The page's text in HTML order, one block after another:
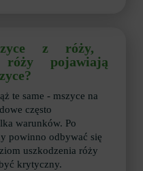
z róży,
pojawiają
te same - mszyce na
często
warunków. Po
powinno odbywać się
uszkodzenia róży
krytyczny.